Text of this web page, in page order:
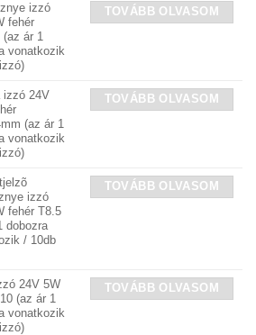
izzó
fehér
(az ár 1
vonatkozik
TOVÁBB OLVASOM
izzó 24V
(az ár 1
vonatkozik
TOVÁBB OLVASOM
izzó
fehér T8.5
dobozra
/ 10db
TOVÁBB OLVASOM
24V 5W
(az ár 1
vonatkozik
TOVÁBB OLVASOM